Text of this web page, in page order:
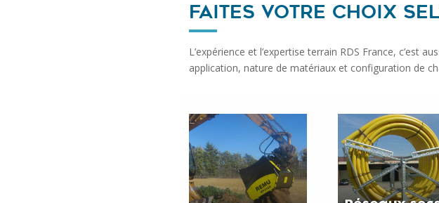
FAITES VOTRE CHOIX
L’expérience et l’expertise terrain RDS France, c’est
application, nature de matériaux et configuration de